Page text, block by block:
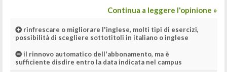
Continua a leggere l'opinione »
rinfrescare o migliorare l'inglese, molti tipi di esercizi,
possibilità di scegliere sottotitoli in italiano o inglese
il rinnovo automatico dell'abbonamento, ma è
sufficiente disdire entro la data indicata nel campus